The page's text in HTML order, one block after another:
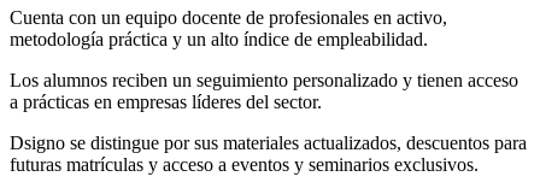
Cuenta con un equipo docente de profesionales en activo,
metodología práctica y un alto índice de empleabilidad.
Los alumnos reciben un seguimiento personalizado y tienen acceso
a prácticas en empresas líderes del sector.
Dsigno se distingue por sus materiales actualizados, descuentos para
futuras matrículas y acceso a eventos y seminarios exclusivos.